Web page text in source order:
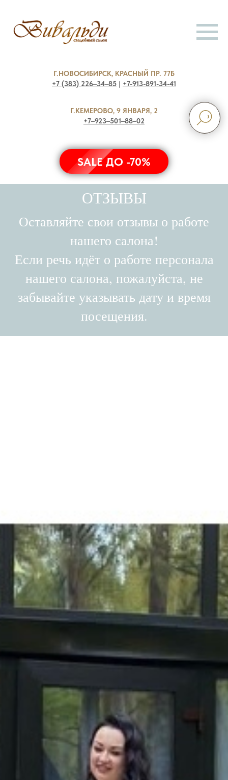
Г.НОВОСИБИРСК, КРАСНЫЙ ПР. 77Б
+7 (383) 226‒34‒85 | +7-913-891-34-41
Г.КЕМЕРОВО, 9 ЯНВАРЯ, 2
+7‒923‒501‒88‒02
SALE ДО -70%
ОТЗЫВЫ
Оставляйте свои отзывы о работе
нашего салона!
Если речь идёт о работе персонала
нашего салона, пожалуйста, не
забывайте указывать дату и время
посещения.